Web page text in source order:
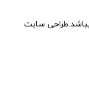
سایت